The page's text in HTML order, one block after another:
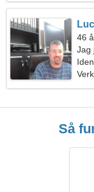
46
Jag
Så